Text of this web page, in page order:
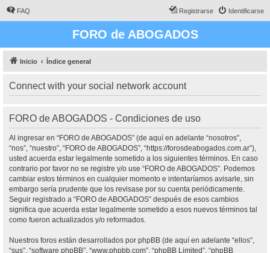
FAQ Identificarse
Registrarse
FORO de ABOGADOS
Inicio Índice general
Connect with your social network account
FORO de ABOGADOS - Condiciones de uso
Al ingresar en “FORO de ABOGADOS” (de aquí en adelante “nosotros”,
“nos”, “nuestro”, “FORO de ABOGADOS”, “https://forosdeabogados.com.ar”),
usted acuerda estar legalmente sometido a los siguientes términos. En caso
contrario por favor no se registre y/o use “FORO de ABOGADOS”. Podemos
cambiar estos términos en cualquier momento e intentaríamos avisarle, sin
embargo sería prudente que los revisase por su cuenta periódicamente.
Seguir registrado a “FORO de ABOGADOS” después de esos cambios
significa que acuerda estar legalmente sometido a esos nuevos términos tal
como fueron actualizados y/o reformados.
Nuestros foros están desarrollados por phpBB (de aquí en adelante “ellos”,
“sus”, “software phpBB”, “www.phpbb.com”, “phpBB Limited”, “phpBB